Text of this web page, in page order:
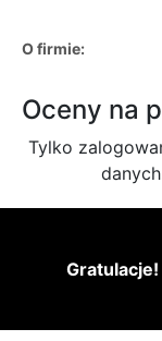
O firmie:
Oceny na
Tylko
Gratulacje!